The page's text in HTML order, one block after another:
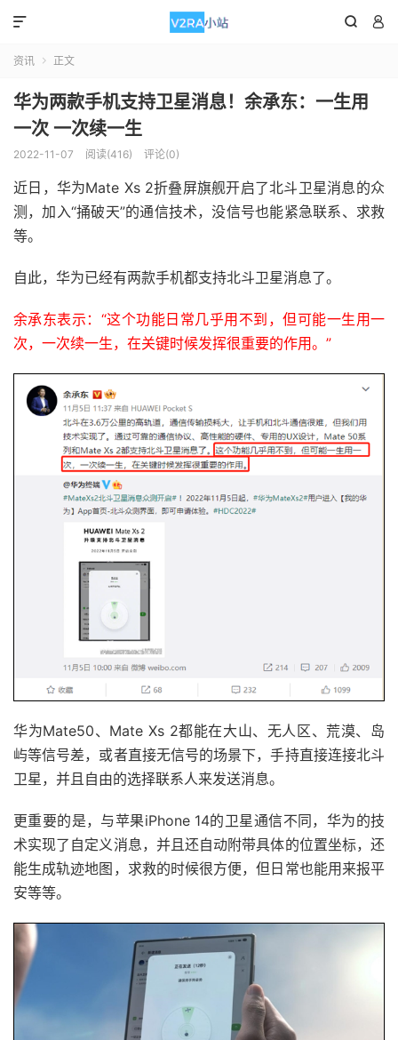
 

资讯  正文
华为两款手机支持卫星消息！余承东：一生用
一次 一次续一生
2022-11-07 阅读(416) 评论(0)
近日，华为Mate Xs 2折叠屏旗舰开启了北斗卫星消息的众
测，加入“捅破天”的通信技术，没信号也能紧急联系、求救
等。
自此，华为已经有两款手机都支持北斗卫星消息了。
余承东表示：“这个功能日常几乎用不到，但可能一生用一
次，一次续一生，在关键时候发挥很重要的作用。”
华为Mate50、Mate Xs 2都能在大山、无人区、荒漠、岛
屿等信号差，或者直接无信号的场景下，手持直接连接北斗
卫星，并且自由的选择联系人来发送消息。
更重要的是，与苹果iPhone 14的卫星通信不同，华为的技
术实现了自定义消息，并且还自动附带具体的位置坐标，还
能生成轨迹地图，求救的时候很方便，但日常也能用来报平
安等等。